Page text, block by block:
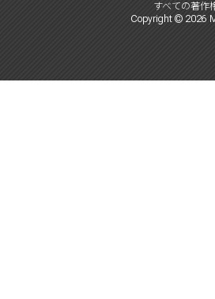
すべての著作
Copyright © 2026